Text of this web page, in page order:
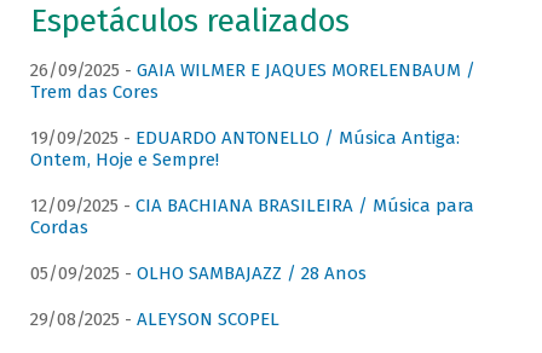
Espetáculos realizados
26/09/2025 - GAIA WILMER E JAQUES MORELENBAUM /
Trem das Cores
19/09/2025 - EDUARDO ANTONELLO / Música Antiga:
Ontem, Hoje e Sempre!
12/09/2025 - CIA BACHIANA BRASILEIRA / Música para
Cordas
05/09/2025 - OLHO SAMBAJAZZ / 28 Anos
29/08/2025 - ALEYSON SCOPEL